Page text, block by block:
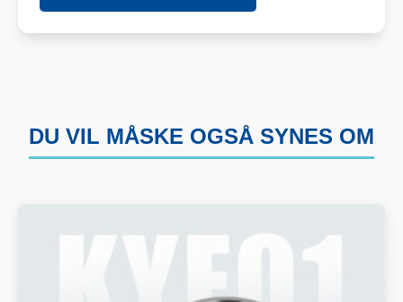
DU VIL MÅSKE OGSÅ SYNES OM